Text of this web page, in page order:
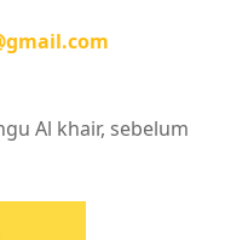
Al khair, sebelum